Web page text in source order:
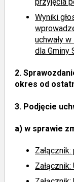
Wyniki
uchwały
dla Gminy
2.
okres od
3. Podjęcie
a) w sprawie
Załącznik: